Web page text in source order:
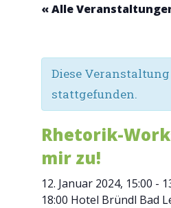
« Alle
Diese
stattgefunden.
Rhetorik-
mir zu!
12. Januar 2024, 15:00 -
18:00 Hotel Bründl Bad